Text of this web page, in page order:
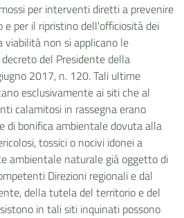
per interventi diretti a prevenire
e per il ripristino dell'officiosità dei
viabilità non si applicano le
del Presidente della
2017, n. 120. Tali ultime
esclusivamente ai siti che al
calamitosi in rassegna erano
di bonifica ambientale dovuta alla
tossici o nocivi idonei a
ambientale naturale già oggetto di
Direzioni regionali e dal
della tutela del territorio e del
in tali siti inquinati possono